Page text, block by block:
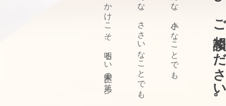
ぜひ、ご相
どんな、小さなことでも、
どんな、ささいなことでも、
きっかけこそ、明るい未来の第一歩。